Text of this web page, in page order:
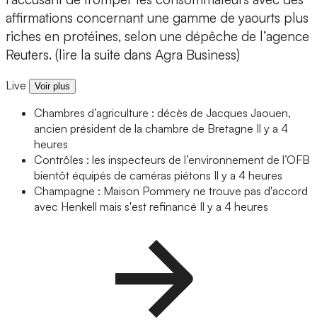
affirmations concernant une gamme de yaourts plus
riches en protéines, selon une dépêche de l’agence
Reuters. (lire la suite dans Agra Business)
Live Voir plus
Chambres d’agriculture : décès de Jacques Jaouen,
ancien président de la chambre de Bretagne Il y a 4
heures
Contrôles : les inspecteurs de l’environnement de l’OFB
bientôt équipés de caméras piétons Il y a 4 heures
Champagne : Maison Pommery ne trouve pas d'accord
avec Henkell mais s'est refinancé Il y a 4 heures